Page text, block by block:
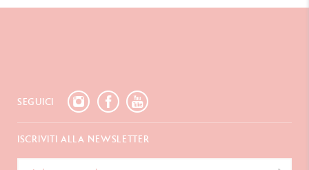
SEGUICI
ISCRIVITI ALLA NEWSLETTER